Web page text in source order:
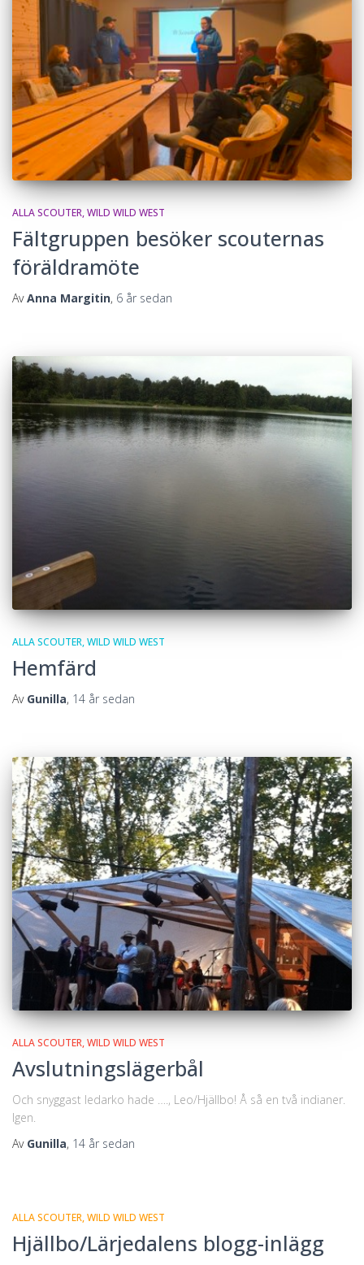
ALLA SCOUTER WILD WILD WEST
Fältgruppen besöker scouternas
föräldramöte
AvAnna Margitin, 6 år sedan
ALLA SCOUTER WILD WILD WEST
Hemfärd
Av Gunilla, 14 år sedan
ALLA SCOUTER WILD WILD WEST
Avslutningslägerbål
Och snyggast ledarko hade …., Leo/Hjällbo! Å så en två indianer.
Igen.
Av Gunilla, 14 år sedan
ALLA SCOUTER WILD WILD WEST
Hjällbo/Lärjedalens blogg-inlägg